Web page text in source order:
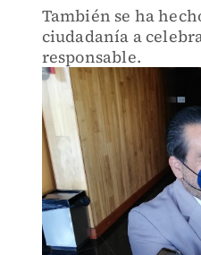
También se ha
ciudadanía a
responsable.